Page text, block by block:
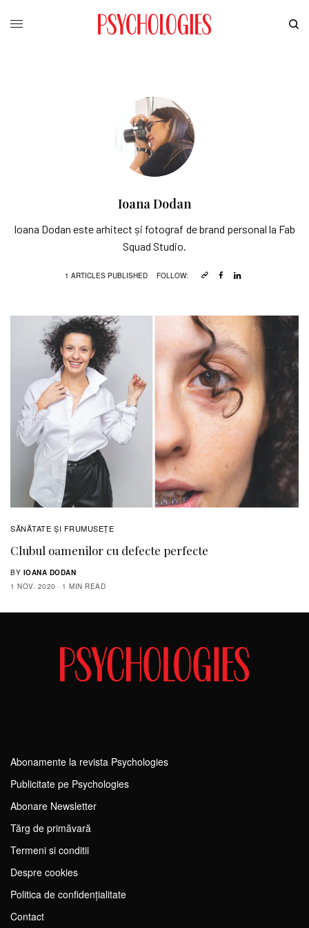
Ioana Dodan
Ioana Dodan este arhitect și fotograf de brand personal la Fab
Squad Studio.
1 ARTICLES PUBLISHED FOLLOW:
SĂNĂTATE ŞI FRUMUSEȚE
Clubul oamenilor cu defecte perfecte
BY IOANA DODAN
1 NOV. 2020
1 MIN READ
Abonamente la revista Psychologies
Publicitate pe Psychologies
Abonare Newsletter
Tărg de primăvară
Termeni si conditii
Despre cookies
Politica de confidențialitate
Contact